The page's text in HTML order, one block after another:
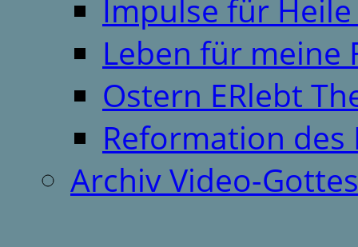
Impulse für
Leben für meine
Ostern ERlebt
Reformation des
Archiv Video-